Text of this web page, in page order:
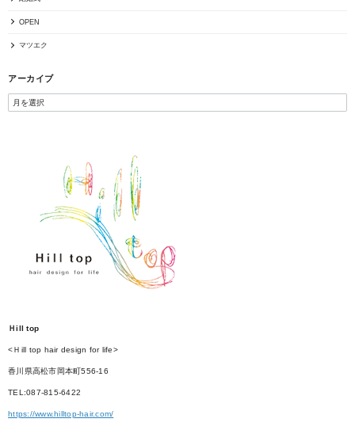
OPEN
マツエク
アーカイブ
Ｈill top
<Ｈill top hair design for life>
香川県高松市岡本町556-16
TEL:087-815-6422
https://www.hilltop-hair.com/